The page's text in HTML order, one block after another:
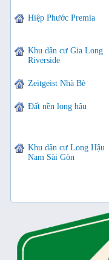
Hiệp Phước Premia
Khu dân cư Gia Long
Riverside
Zeitgeist Nhà Bè
Đất nền long hậu
Khu dân cư Long Hậu
Nam Sài Gòn